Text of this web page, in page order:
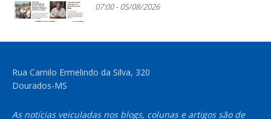
07:00 - 05/08/2026
Rua Camilo Ermelindo da Silva, 320
Dourados-MS
As notícias veiculadas nos blogs, colunas e artigos são de